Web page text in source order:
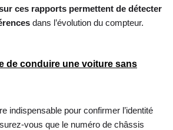
ces rapports permettent de détecter
dans l’évolution du compteur.
de conduire une voiture sans
indispensable pour confirmer l’identité
vous que le numéro de châssis